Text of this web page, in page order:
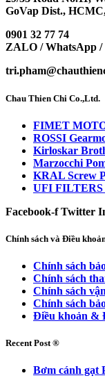
GoVap Dist.,
0901 32 77 74
ZALO / WhatsApp /
Chau Thien Chi Co.,Ltd.
FIMET
ROSSI
Kirloskar
Marzocchi
KRAL Screw
UFI
Facebook-f Twitter
Chính sách và Điều
Chính sách
Chính sách
Chính sách
Chính sách
Điều khoản &
Recent Post ®
Bơm cánh gạt